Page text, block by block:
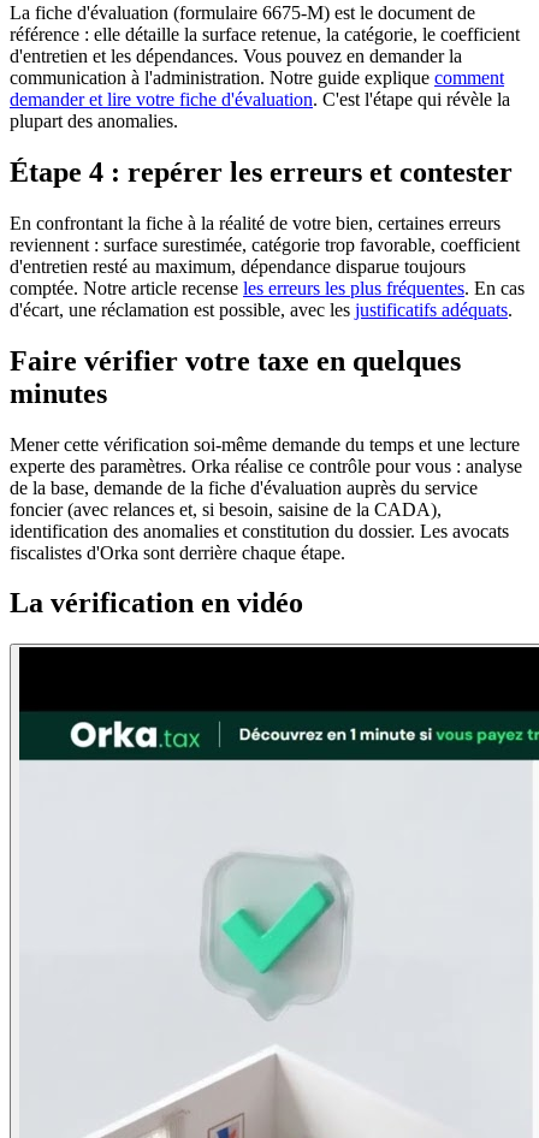
La fiche d'évaluation (formulaire 6675-M) est le document de
référence : elle détaille la surface retenue, la catégorie, le coefficient
d'entretien et les dépendances. Vous pouvez en demander la
communication à l'administration. Notre guide explique comment
demander et lire votre fiche d'évaluation. C'est l'étape qui révèle la
plupart des anomalies.
Étape 4 : repérer les erreurs et contester
En confrontant la fiche à la réalité de votre bien, certaines erreurs
reviennent : surface surestimée, catégorie trop favorable, coefficient
d'entretien resté au maximum, dépendance disparue toujours
comptée. Notre article recense les erreurs les plus fréquentes. En cas
d'écart, une réclamation est possible, avec les justificatifs adéquats.
Faire vérifier votre taxe en quelques
minutes
Mener cette vérification soi-même demande du temps et une lecture
experte des paramètres. Orka réalise ce contrôle pour vous : analyse
de la base, demande de la fiche d'évaluation auprès du service
foncier (avec relances et, si besoin, saisine de la CADA),
identification des anomalies et constitution du dossier. Les avocats
fiscalistes d'Orka sont derrière chaque étape.
La vérification en vidéo